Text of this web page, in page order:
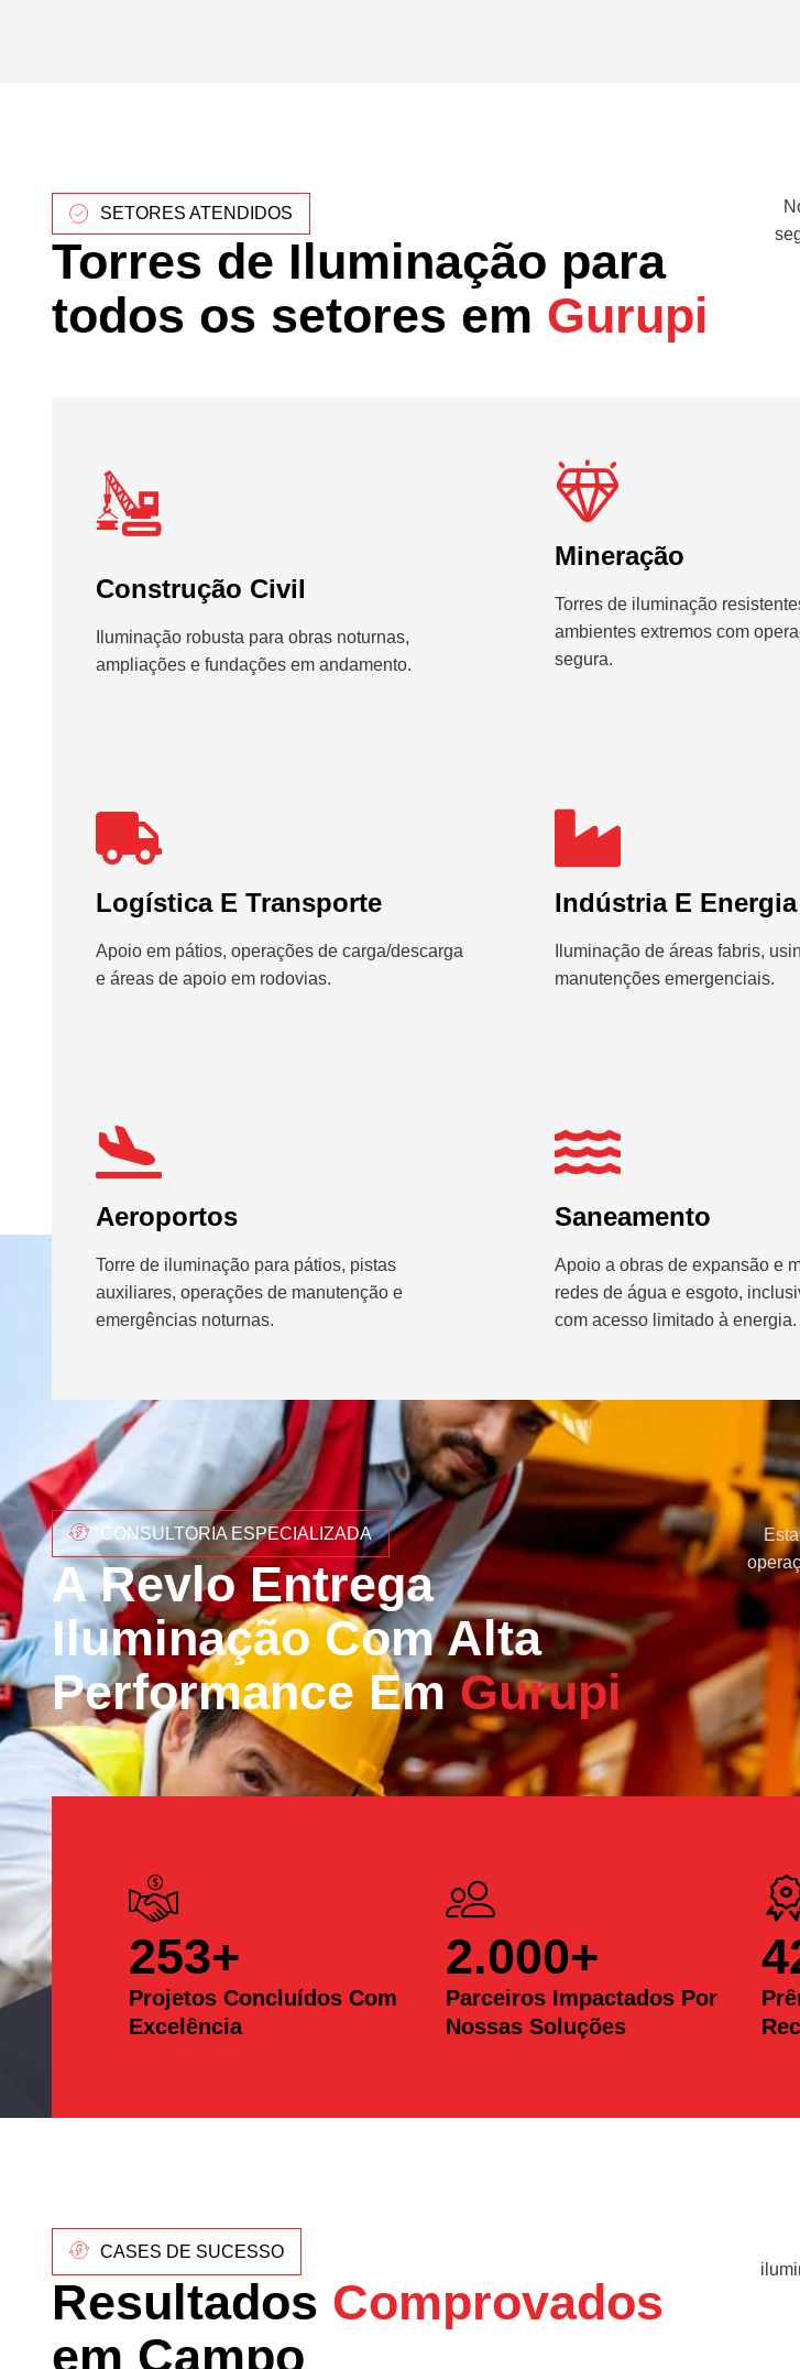
SETORES ATENDIDOS
Torres de Iluminação para
todos os setores em Gurupi
Construção Civil
Iluminação robusta para obras noturnas,
ampliações e fundações em andamento.
Mineração
Torres de iluminação
ambientes extremos com
segura.
Logística E Transporte
Apoio em pátios, operações de carga/descarga
e áreas de apoio em rodovias.
Indústria E Energia
Iluminação de áreas fabris,
manutenções emergenciais.
Aeroportos
Torre de iluminação para pátios, pistas
auxiliares, operações de manutenção e
emergências noturnas.
Saneamento
Apoio a obras de expansão e
redes de água e esgoto,
com acesso limitado à energia.
CONSULTORIA ESPECIALIZADA
A Revlo Entrega
Iluminação Com Alta
Performance EmGurupi
Projetos Concluídos Com
Excelência
253+
Parceiros Impactados Por
Nossas Soluções
2.000+
CASES DE SUCESSO
Resultados Comprovados
em Campo